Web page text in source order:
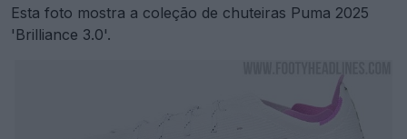
Esta foto mostra a coleção de chuteiras Puma 2025
'Brilliance 3.0'.